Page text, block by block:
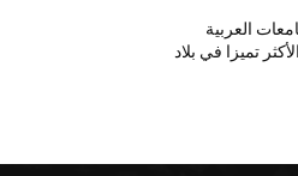
العربية
الأكثر تميزا في بلاد